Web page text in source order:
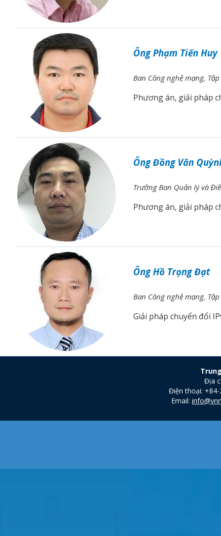
Ông Phạm Tiến Huy
Ban Công nghệ mạng, Tập
Phương án, giải pháp
Ông Đồng Văn
Trưởng Ban Quản lý và
Phương án, giải pháp
Ông Hồ Trọng Đạt
Ban Công nghệ mạng, Tập
Giải pháp chuyển đổi
Địa
Điện thoại: +84-
Email: